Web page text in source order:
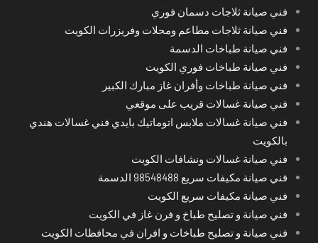
فني صيانة ثلاجات دسمان فوري
فني صيانة ثلاجات مطاعم ومحلات وفريزرات الكويت
فني صيانة طباخات الدسمة
فني صيانة طباخات فوري الكويت
فني صيانة طباخات وأفران غاز مبارك الكبير
فني صيانة غسالات قريب على موقعي
فني صيانة غسالات ملابس اتوماتيك بايدي فني غسالات هندي
بالكويت
فني صيانة غسالات ونشافات الكويت
فني صيانة مكيفات سريع 98548488 الدسمة
فني صيانة مكيفات سريع الكويت
فني صيانة و تصليح طباخ و فرن غاز في الكويت
فني صيانة و تصليح طباخات و افران في محافظات الكويت